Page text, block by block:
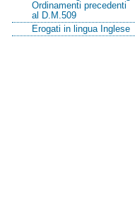
Ordinamenti precedenti
al D.M.509
Erogati in lingua Inglese